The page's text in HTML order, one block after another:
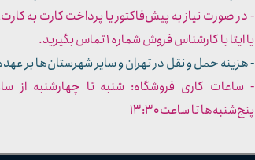
- در صورت نیاز به پیش‌فاکتور یا پرداخت کارت به
یا ایتا با کارشناس فروش شماره ۱ تماس بگیرید.
- هزینه حمل و نقل در تهران و سایر شهرستان‌ها بر
پنج‌شنبه‌ها تا ساعت ۱۳:۳۰​​​​​​​